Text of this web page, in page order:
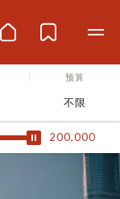
预算
不限
200,000